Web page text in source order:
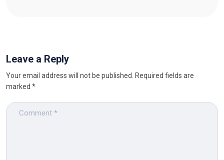
Leave a Reply
Your email address will not be published. Required fields are
marked *